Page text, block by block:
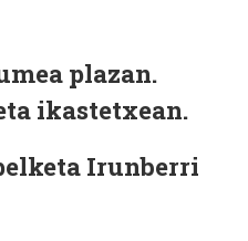
plazan.
ikastetxean.
Irunberri